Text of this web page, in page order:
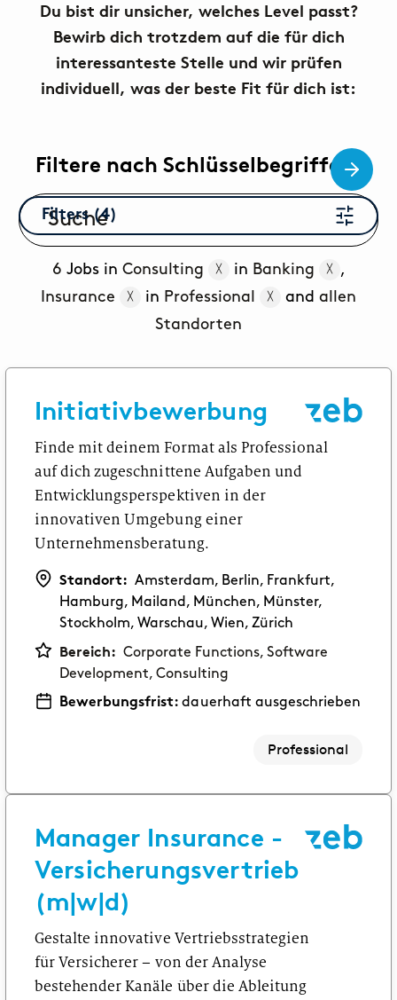
FAQs
Du hast noch offene Fragen? Hier findest du alle
Informationen, die du brauchst.
SCHÜLER:IN
Büromanagement.
Duales Studium der Wirtschaftsinformatik.
Abschlussarbeit.
Erste Praxiserfahrung im Praktikum oder als
Software Development
Tausche Theorie gegen ein Praktikum, eine
Abschlussarbeit oder eine Tätigkeit als
studentische Hilfskraft.
Consulting
Dein Festeinstieg nach dem Bachelor- oder
Dein Festeinstieg nach dem Masterstudium.
Consulting
Wage einen neuen Schritt und bringe deine
Erfahrung ein.
Corporate Functions
Übernimm vielfältige Verantwortung und
erweitere deine Fähigkeiten.
Du bist dir unsicher, welches Level passt?
Bewirb dich trotzdem auf die für dich
interessanteste Stelle und wir prüfen
individuell, was der beste Fit für dich ist:
Filtere nach Schlüsselbegriffen!
Filters (4)
6 Jobs in Consulting ╳ in Banking ╳
,
Insurance
╳ in Professional ╳ and allen
Standorten
Initiativbewerbung
Finde mit deinem Format als Professional
auf dich zugeschnittene Aufgaben und
Entwicklungsperspektiven in der
innovativen Umgebung einer
Unternehmensberatung.
Standort: Amsterdam, Berlin, Frankfurt,
Hamburg, Mailand, München, Münster,
Stockholm, Warschau, Wien, Zürich
Bereich: Corporate Functions, Software
Development, Consulting
Bewerbungsfrist:dauerhaft ausgeschrieben
Professional
Manager Insurance -
Versicherungsvertrieb
(m|w|d)
Gestalte innovative Vertriebsstrategien
für Versicherer – von der Analyse
bestehender Kanäle über die Ableitung